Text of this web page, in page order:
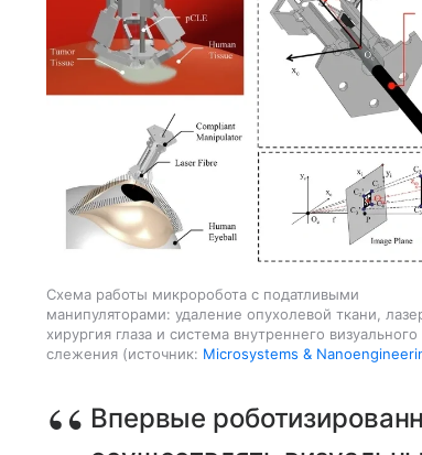
Схема работы микроробота с податливыми
манипуляторами: удаление опухолевой ткани,
хирургия глаза и система внутреннего визуального
слежения
источник: Microsystems &
Впервые